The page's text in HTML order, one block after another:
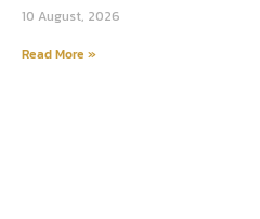
10 August, 2026
Read More »